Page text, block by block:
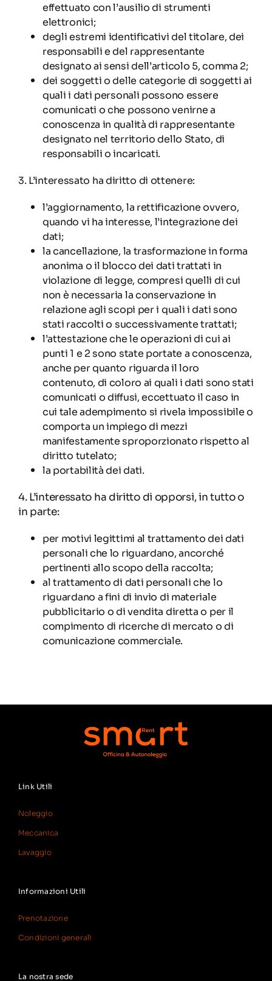
effettuato con l’ausilio di strumenti
elettronici;
degli estremi identificativi del titolare, dei
responsabili e del rappresentante
designato ai sensi dell’articolo 5, comma 2;
dei soggetti o delle categorie di soggetti ai
quali i dati personali possono essere
comunicati o che possono venirne a
conoscenza in qualità di rappresentante
designato nel territorio dello Stato, di
responsabili o incaricati.
3. L’interessato ha diritto di ottenere:
l’aggiornamento, la rettificazione ovvero,
quando vi ha interesse, l’integrazione dei
dati;
la cancellazione, la trasformazione in forma
anonima o il blocco dei dati trattati in
violazione di legge, compresi quelli di cui
non è necessaria la conservazione in
relazione agli scopi per i quali i dati sono
stati raccolti o successivamente trattati;
l’attestazione che le operazioni di cui ai
punti 1 e 2 sono state portate a conoscenza,
anche per quanto riguarda il loro
contenuto, di coloro ai quali i dati sono stati
comunicati o diffusi, eccettuato il caso in
cui tale adempimento si rivela impossibile o
comporta un impiego di mezzi
manifestamente sproporzionato rispetto al
diritto tutelato;
la portabilità dei dati.
4. L’interessato ha diritto di opporsi, in tutto o
in parte:
per motivi legittimi al trattamento dei dati
personali che lo riguardano, ancorché
pertinenti allo scopo della raccolta;
al trattamento di dati personali che lo
riguardano a fini di invio di materiale
pubblicitario o di vendita diretta o per il
compimento di ricerche di mercato o di
comunicazione commerciale.
Link Utili
Noleggio
Meccanica
Lavaggio
Informazioni Utili
Prenotazione
Condizioni generali
La nostra sede